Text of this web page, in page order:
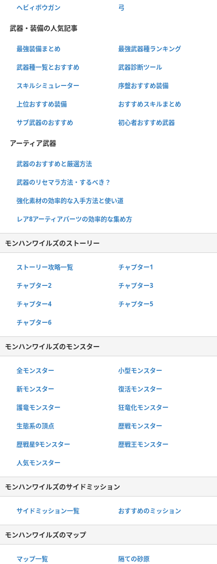
ヘビィボウガン 弓
武器・装備の人気記事
最強装備まとめ 最強武器種ランキング
武器種一覧とおすすめ 武器診断ツール
スキルシミュレーター 序盤おすすめ装備
上位おすすめ装備 おすすめスキルまとめ
サブ武器のおすすめ 初心者おすすめ武器
アーティア武器
武器のおすすめと厳選方法
武器のリセマラ方法・するべき？
強化素材の効率的な入手方法と使い道
レア8アーティアパーツの効率的な集め方
モンハンワイルズのストーリー
ストーリー攻略一覧 チャプター1
チャプター2 チャプター3
チャプター4 チャプター5
チャプター6
モンハンワイルズのモンスター
全モンスター 小型モンスター
新モンスター 復活モンスター
護竜モンスター 狂竜化モンスター
生態系の頂点 歴戦モンスター
歴戦星9モンスター 歴戦王モンスター
人気モンスター
モンハンワイルズのサイドミッション
サイドミッション一覧 おすすめのミッション
モンハンワイルズのマップ
マップ一覧 隔ての砂原